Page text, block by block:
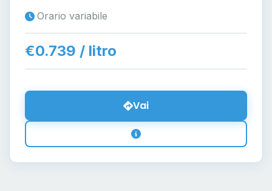
Orario variabile
€0.739 / litro
Vai